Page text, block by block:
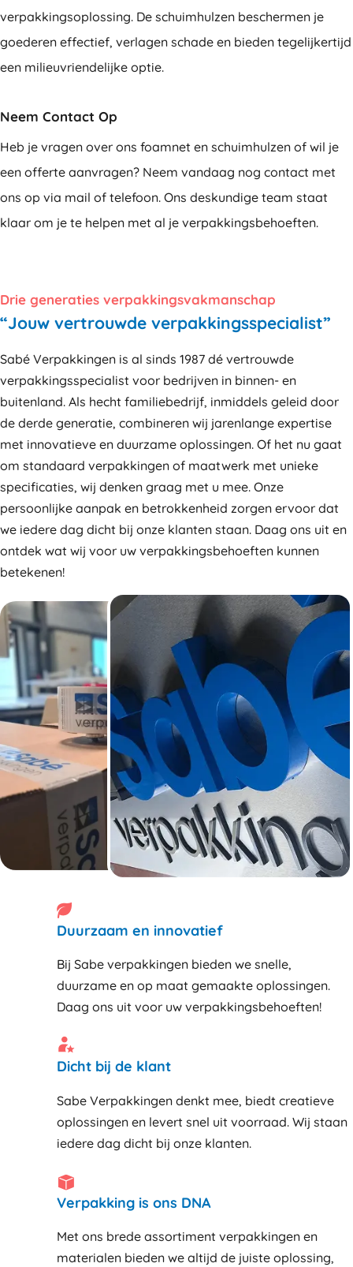
verpakkingsoplossing. De schuimhulzen beschermen je
goederen effectief, verlagen schade en bieden tegelijkertijd
een milieuvriendelijke optie.
Neem Contact Op
Heb je vragen over ons foamnet en schuimhulzen of wil je
een offerte aanvragen? Neem vandaag nog contact met
ons op via mail of telefoon. Ons deskundige team staat
klaar om je te helpen met al je verpakkingsbehoeften.
Drie generaties verpakkingsvakmanschap
“Jouw vertrouwde verpakkingsspecialist”
Sabé Verpakkingen is al sinds 1987 dé vertrouwde
verpakkingsspecialist voor bedrijven in binnen- en
buitenland. Als hecht familiebedrijf, inmiddels geleid door
de derde generatie, combineren wij jarenlange expertise
met innovatieve en duurzame oplossingen. Of het nu gaat
om standaard verpakkingen of maatwerk met unieke
specificaties, wij denken graag met u mee. Onze
persoonlijke aanpak en betrokkenheid zorgen ervoor dat
we iedere dag dicht bij onze klanten staan. Daag ons uit en
ontdek wat wij voor uw verpakkingsbehoeften kunnen
betekenen!
Duurzaam en innovatief
Bij Sabe verpakkingen bieden we snelle,
duurzame en op maat gemaakte oplossingen.
Daag ons uit voor uw verpakkingsbehoeften!
Dicht bij de klant
Sabe Verpakkingen denkt mee, biedt creatieve
oplossingen en levert snel uit voorraad. Wij staan
iedere dag dicht bij onze klanten
Verpakking is ons DNA
Met ons brede assortiment verpakkingen en
materialen bieden we altijd de juiste oplossing,